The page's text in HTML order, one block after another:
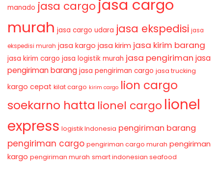
manado jasa cargo jasa cargo
murah jasa cargo udara jasa ekspedisi jasa
ekspedisi murah jasa kargo jasa kirim jasa kirim barang
jasa kirim cargo jasa logistik murah jasa pengiriman jasa
pengiriman barang jasa pengiriman cargo jasa trucking
kargo cepat kilat cargo kirim cargo lion cargo
soekarno hatta lionel cargo lionel
express logistik Indonesia pengiriman barang
pengiriman cargo pengiriman cargo murah pengiriman
kargo pengiriman murah smart indonesian seafood